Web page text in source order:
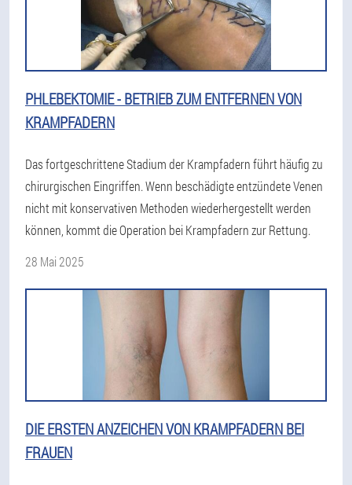
PHLEBEKTOMIE - BETRIEB ZUM ENTFERNEN VON
KRAMPFADERN
Das fortgeschrittene Stadium der Krampfadern führt häufig zu
chirurgischen Eingriffen. Wenn beschädigte entzündete Venen
nicht mit konservativen Methoden wiederhergestellt werden
können, kommt die Operation bei Krampfadern zur Rettung.
28 Mai 2025
DIE ERSTEN ANZEICHEN VON KRAMPFADERN BEI
FRAUEN